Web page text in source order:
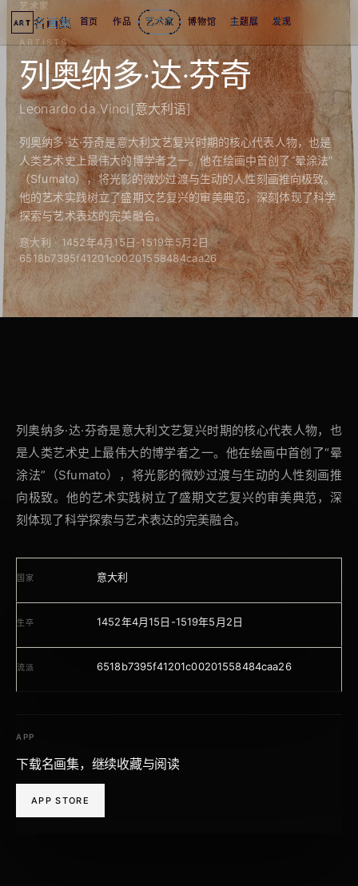
ART 名画集 首页 作品 艺术家 博物馆 主题展 发现
艺术家
ARTISTS
列奥纳多·达·芬奇
Leonardo da Vinci[意大利语]
列奥纳多·达·芬奇是意大利文艺复兴时期的核心代表人物，也是
人类艺术史上最伟大的博学者之一。他在绘画中首创了“晕涂法”
（Sfumato），将光影的微妙过渡与生动的人性刻画推向极致。
他的艺术实践树立了盛期文艺复兴的审美典范，深刻体现了科学
探索与艺术表达的完美融合。
意大利 · 1452年4月15日-1519年5月2日
6518b7395f41201c00201558484caa26
列奥纳多·达·芬奇是意大利文艺复兴时期的核心代表人物，也
是人类艺术史上最伟大的博学者之一。他在绘画中首创了“晕
涂法”（Sfumato），将光影的微妙过渡与生动的人性刻画推
向极致。他的艺术实践树立了盛期文艺复兴的审美典范，深
刻体现了科学探索与艺术表达的完美融合。
国家 意大利
生卒 1452年4月15日-1519年5月2日
流派 6518b7395f41201c00201558484caa26
APP
下载名画集，继续收藏与阅读
APP STORE